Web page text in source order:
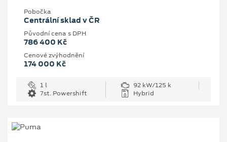
Pobočka
Centrální sklad v ČR
Původní cena s DPH
786 400 Kč
Cenové zvýhodnění
174 000 Kč
1 l
92 kW/125 k
7st. Powershift
Hybrid